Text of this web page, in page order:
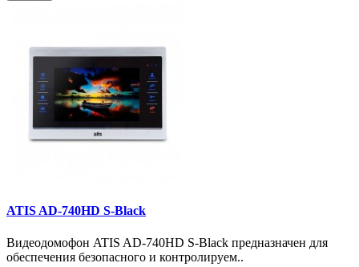
ATIS AD-740HD S-Black
Видеодомофон ATIS AD-740HD S-Black предназначен для
обеспечения безопасного и контролируем..